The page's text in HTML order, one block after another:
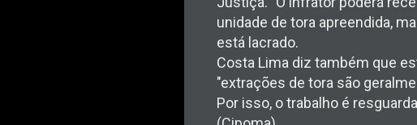
unidade de tora apreendida,
está lacrado.
Costa Lima diz também que
"extrações de tora são
Por isso, o trabalho é